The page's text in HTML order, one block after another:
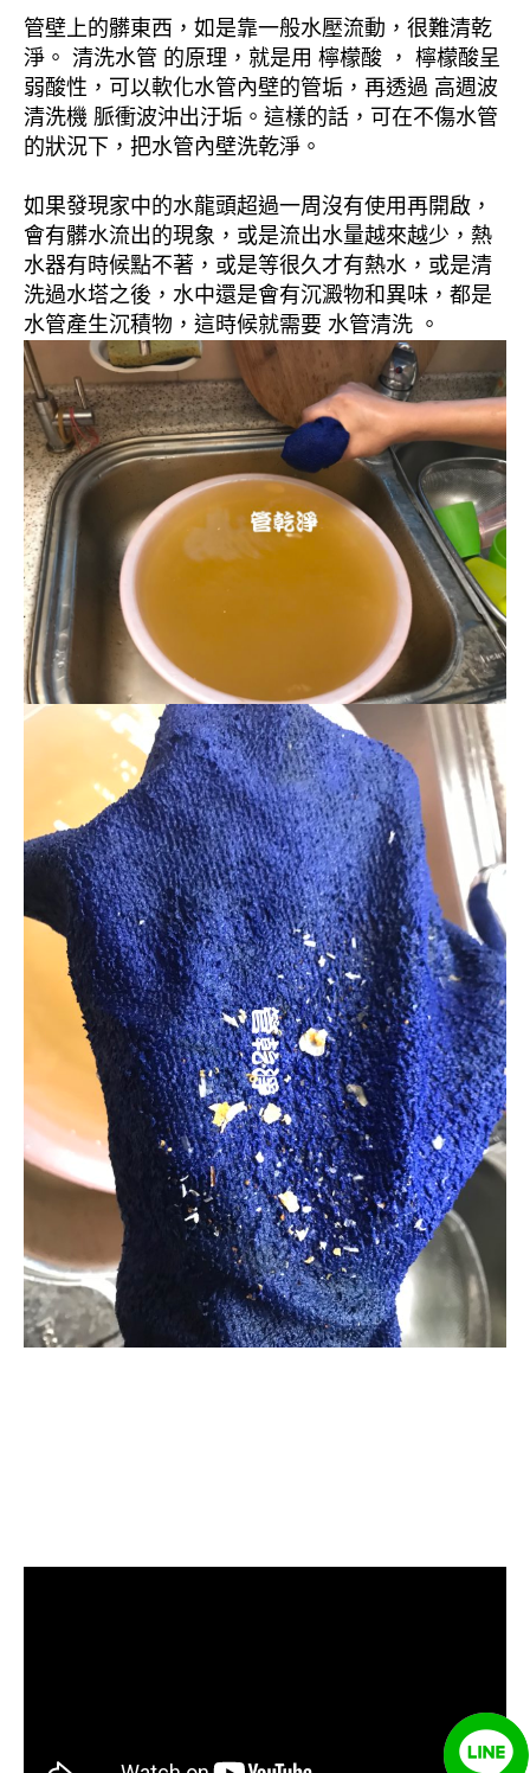
管壁上的髒東西，如是靠一般水壓流動，很難清乾
淨。 清洗水管 的原理，就是用 檸檬酸 ， 檸檬酸呈
弱酸性，可以軟化水管內壁的管垢，再透過 高週波
清洗機 脈衝波沖出汙垢。這樣的話，可在不傷水管
的狀況下，把水管內壁洗乾淨。
如果發現家中的水龍頭超過一周沒有使用再開啟，
會有髒水流出的現象，或是流出水量越來越少，熱
水器有時候點不著，或是等很久才有熱水，或是清
洗過水塔之後，水中還是會有沉澱物和異味，都是
水管產生沉積物，這時候就需要 水管清洗 。